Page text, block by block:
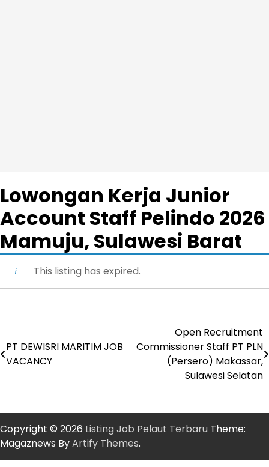
Lowongan Kerja Junior
Account Staff Pelindo 2026
Mamuju, Sulawesi Barat
This listing has expired.
navigation
PT DEWISRI MARITIM JOB
VACANCY
Open Recruitment
Commissioner Staff PT PLN
(Persero) Makassar,
Sulawesi Selatan
Copyright © 2026 Listing Job Pelaut Terbaru Theme:
Magaznews ByArtify Themes.